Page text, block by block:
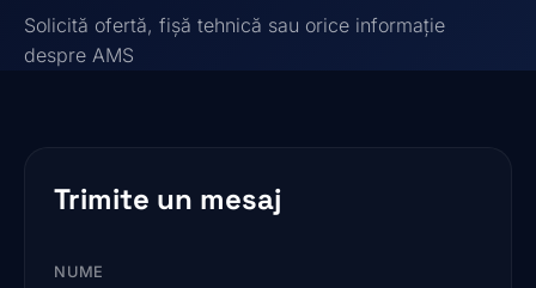
Solicită ofertă, fișă tehnică sau orice informație
despre AMS
Trimite un mesaj
NUME